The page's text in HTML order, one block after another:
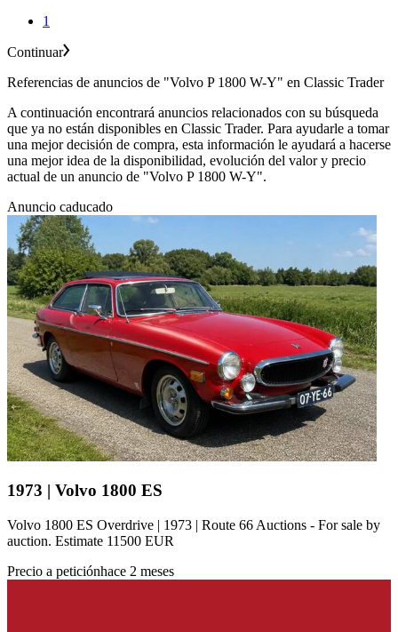
1
Continuar
Referencias de anuncios de "Volvo P 1800 W-Y" en Classic Trader
A continuación encontrará anuncios relacionados con su búsqueda
que ya no están disponibles en Classic Trader. Para ayudarle a tomar
una mejor decisión de compra, esta información le ayudará a hacerse
una mejor idea de la disponibilidad, evolución del valor y precio
actual de un anuncio de "Volvo P 1800 W-Y".
Anuncio caducado
1973 | Volvo 1800 ES
Volvo 1800 ES Overdrive | 1973 | Route 66 Auctions - For sale by
auction. Estimate 11500 EUR
Precio a peticiónhace 2 meses